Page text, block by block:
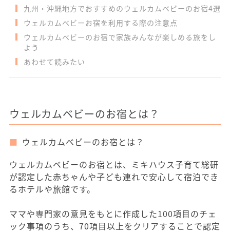
九州・沖縄地方でおすすめのウェルカムベビーのお宿4選
ウェルカムベビーお宿を利用する際の注意点
ウェルカムベビーのお宿で家族みんなが楽しめる旅をし
よう
あわせて読みたい
ウェルカムベビーのお宿とは？
ウェルカムベビーのお宿とは？
ウェルカムベビーのお宿とは、ミキハウス子育て総研
が認定した赤ちゃんや子ども連れで安心して宿泊でき
るホテルや旅館です。
ママや専門家の意見をもとに作成した100項目のチェ
ック事項のうち、70項目以上をクリアすることで認定